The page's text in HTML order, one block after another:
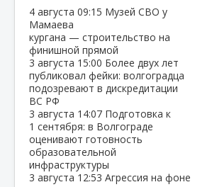
4 августа 09:15 Музей СВО у
Мамаева
кургана — строительство на
финишной прямой
3 августа 15:00 Более двух лет
публиковал фейки: волгоградца
подозревают в дискредитации
ВС РФ
3 августа 14:07 Подготовка к
1 сентября: в Волгограде
оценивают готовность
образовательной
инфраструктуры
3 августа 12:53 Агрессия на фоне